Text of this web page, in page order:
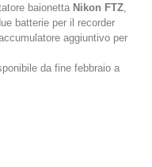
baionetta Nikon FTZ,
batterie per il recorder
aggiuntivo per
da fine febbraio a